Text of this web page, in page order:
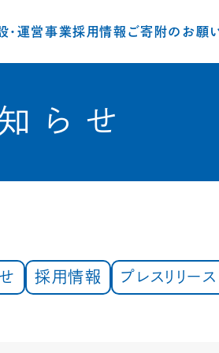
・運営事業採用情報ご寄附のお願
らせ
採用情報 プレスリリース